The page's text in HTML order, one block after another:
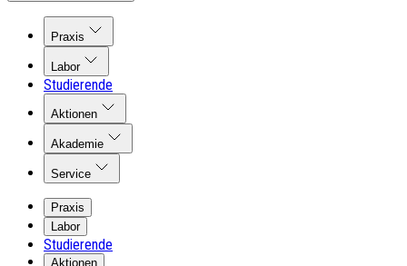
Praxis
Labor
Studierende
Aktionen
Akademie
Service
Praxis
Labor
Studierende
Aktionen